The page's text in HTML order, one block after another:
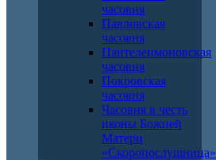
часовня
Павловская
часовня
Пантелеимоновская
часовня
Покровская
часовня
Часовня в честь
иконы Божией
Матери
«Скоропослушница»